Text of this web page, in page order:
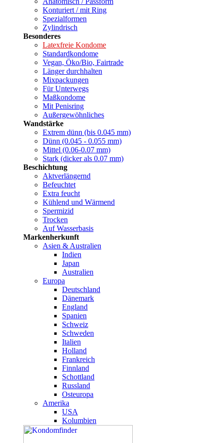
Konturiert / mit Ring
Spezialformen
Zylindrisch
Besonderes
Latexfreie Kondome
Standardkondome
Vegan, Öko/Bio, Fairtrade
Länger durchhalten
Mixpackungen
Für Unterwegs
Maßkondome
Mit Penisring
Außergewöhnliches
Wandstärke
Extrem dünn (bis 0.045 mm)
Dünn (0.045 - 0.055 mm)
Mittel (0.06-0.07 mm)
Stark (dicker als 0.07 mm)
Beschichtung
Aktverlängernd
Befeuchtet
Extra feucht
Kühlend und Wärmend
Spermizid
Trocken
Auf Wasserbasis
Markenherkunft
Asien & Australien
Indien
Japan
Australien
Europa
Deutschland
Dänemark
England
Spanien
Schweiz
Schweden
Italien
Holland
Frankreich
Finnland
Schottland
Russland
Osteuropa
Amerika
USA
Kolumbien